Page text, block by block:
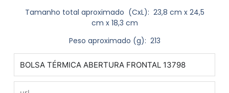
Tamanho total aproximado (CxL): 23,8 cm x 24,5
cm x 18,3 cm
Peso aproximado (g): 213